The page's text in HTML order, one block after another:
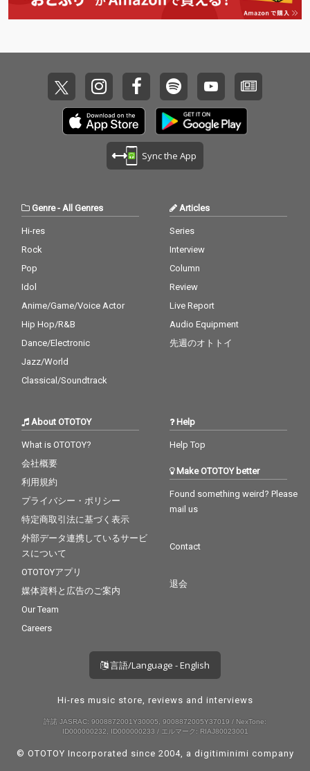
Sync the App
Genre-All Genres
Hi-res
Rock
Pop
Idol
Anime/Game/Voice Actor
Hip Hop/R&B
Dance/Electronic
Jazz/World
Classical/Soundtrack
Articles
Series
Interview
Column
Review
Live Report
Audio Equipment
先週のオトトイ
About OTOTOY
What is OTOTOY?
会社概要
利用規約
プライバシー・ポリシー
特定商取引法に基づく表示
外部データ連携しているサービ
スについて
OTOTOYアプリ
媒体資料と広告のご案内
Our Team
Careers
Help
Help Top
Make OTOTOY better
Found something weird? Please
mail us
Contact
退会
言語/Language - English
Hi-res music store, reviews and interviews
許諾 JASRAC: 9008872001Y30005, 9008872005Y37019 / NexTone:
ID000000232, ID000000233 / エルマーク: RIAJ80023001
© OTOTOY Incorporated since 2004, a digitiminimi company